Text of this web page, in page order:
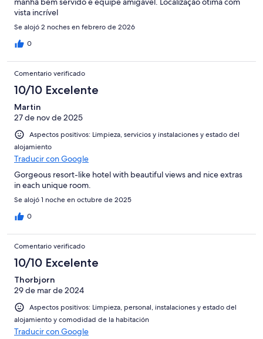
vista incrível
Se alojó 2 noches en febrero de 2026
0
Comentario verificado
10/10 Excelente
Martin
27 de nov de 2025
Aspectos positivos: Limpieza, servicios y instalaciones y estado del
alojamiento
Traducir con Google
Gorgeous resort-like hotel with beautiful views and nice extras
in each unique room.
Se alojó 1 noche en octubre de 2025
0
Comentario verificado
10/10 Excelente
Thorbjorn
29 de mar de 2024
Aspectos positivos: Limpieza, personal, instalaciones y estado del
alojamiento y comodidad de la habitación
Traducir con Google